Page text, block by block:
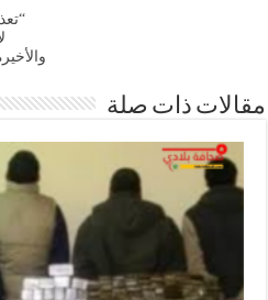
“تعذيب
والأخيرة
ذات صلة